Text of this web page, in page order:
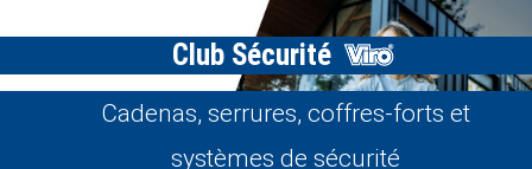
Club Sécurité
Cadenas, serrures, coffres-forts et
systèmes de sécurité